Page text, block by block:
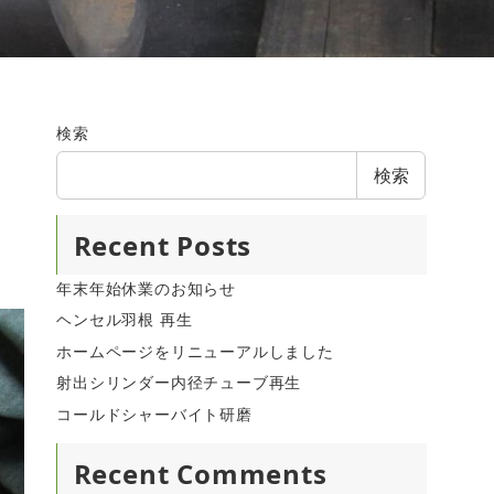
検索
検索
Recent Posts
年末年始休業のお知らせ
ヘンセル羽根 再生
ホームページをリニューアルしました
射出シリンダー内径チューブ再生
コールドシャーバイト研磨
Recent Comments